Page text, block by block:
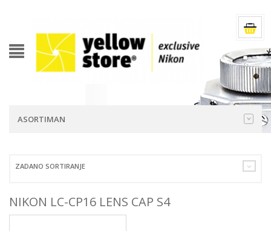
ASORTIMAN
ZADANO SORTIRANJE
NIKON LC-CP16 LENS CAP S4